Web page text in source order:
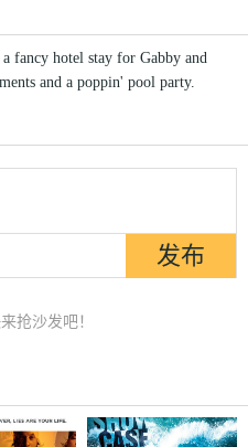
fancy hotel stay for Gabby and
and a poppin' pool party.
抢沙发吧！